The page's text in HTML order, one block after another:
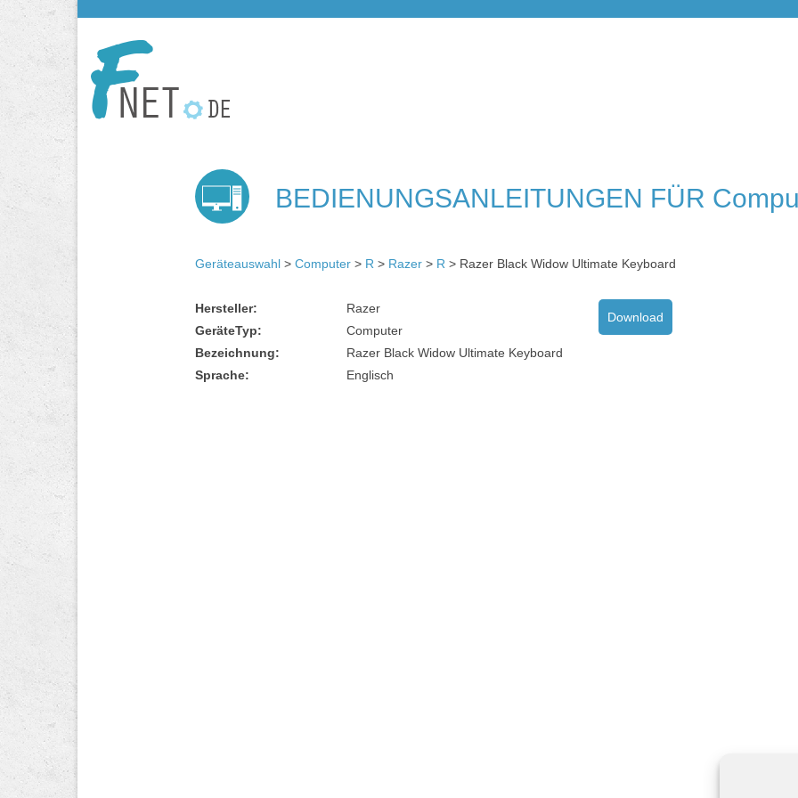
BEDIENUNGSANLEITUNGEN FÜR
Geräteauswahl > Computer > R > Razer > R > Razer Black Widow Ultimate Keyboard
Hersteller:
Razer
GeräteTyp:
Computer
Bezeichnung:
Razer Black Widow Ultimate Keyboard
Sprache:
Englisch
Download